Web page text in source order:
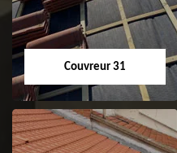
Couvreur 31